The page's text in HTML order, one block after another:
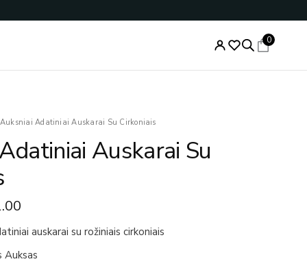
0
Adatiniai Auskarai Su Cirkoniais
Auskarai Su
Current
is:
auskarai su rožiniais cirkoniais
Auksas